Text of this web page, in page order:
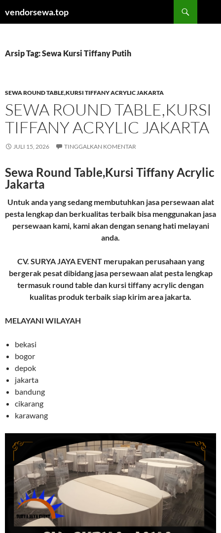
kevendorsewa.top
Arsip Tag: Sewa Kursi Tiffany Putih
SEWA ROUND TABLE,KURSI TIFFANY ACRYLIC JAKARTA
SEWA ROUND TABLE,KURSI
TIFFANY ACRYLIC JAKARTA
JULI 15, 2026 TINGGALKAN KOMENTAR
Sewa Round Table,Kursi Tiffany Acrylic
Jakarta
Untuk anda yang sedang membutuhkan jasa persewaan alat
pesta lengkap dan berkualitas terbaik bisa menggunakan jasa
persewaan kami, kami akan dengan senang hati melayani
anda.
CV. SURYA JAYA EVENT merupakan perusahaan yang
bergerak pesat dibidang jasa persewaan alat pesta lengkap
termasuk round table dan kursi tiffany acrylic dengan
kualitas produk terbaik siap kirim area jakarta.
MELAYANI WILAYAH
bekasi
bogor
depok
jakarta
bandung
cikarang
karawang